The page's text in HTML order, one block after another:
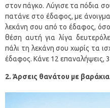
στον πάγκο. Λύγισε τα πόδια
πατάνε στο έδαφος, με
λεκάνη σου από το έδαφος,
θέση αυτή για λίγα
πάλι τη λεκάνη σου χωρίς τα
έδαφος. Κάνε 12 επαναλήψεις,
2. Άρσεις θανάτου με βαράκια